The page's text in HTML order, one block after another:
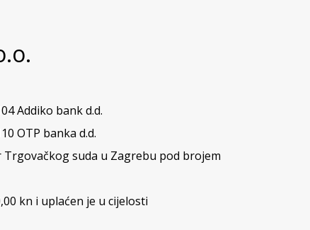
Addiko bank d.d.
OTP banka d.d.
suda u Zagrebu pod brojem
kn i uplaćen je u cijelosti